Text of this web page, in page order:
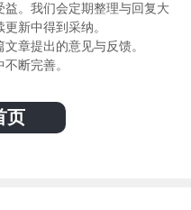
。我们会定期整理与回复大
新中得到采纳。
章提出的意见与反馈。
断完善。
页